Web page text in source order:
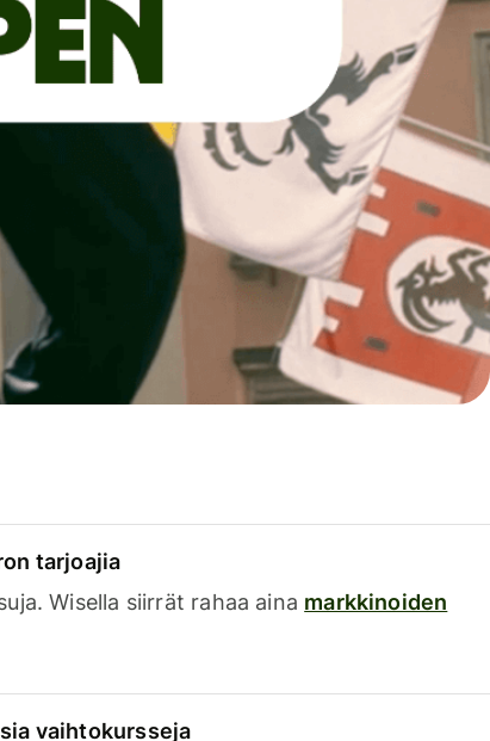
tarjoajia
Wisella siirrät rahaa aina markkinoiden
vaihtokursseja